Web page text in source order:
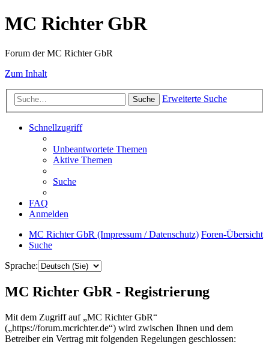
MC Richter GbR
Forum der MC Richter GbR
Zum Inhalt
Suche Erweiterte Suche
Schnellzugriff
Unbeantwortete Themen
Aktive Themen
Suche
FAQ
Anmelden
MC Richter GbR (Impressum / Datenschutz) Foren-Übersicht
Suche
Sprache:
MC Richter GbR - Registrierung
Mit dem Zugriff auf „MC Richter GbR“
(„https://forum.mcrichter.de“) wird zwischen Ihnen und dem
Betreiber ein Vertrag mit folgenden Regelungen geschlossen: